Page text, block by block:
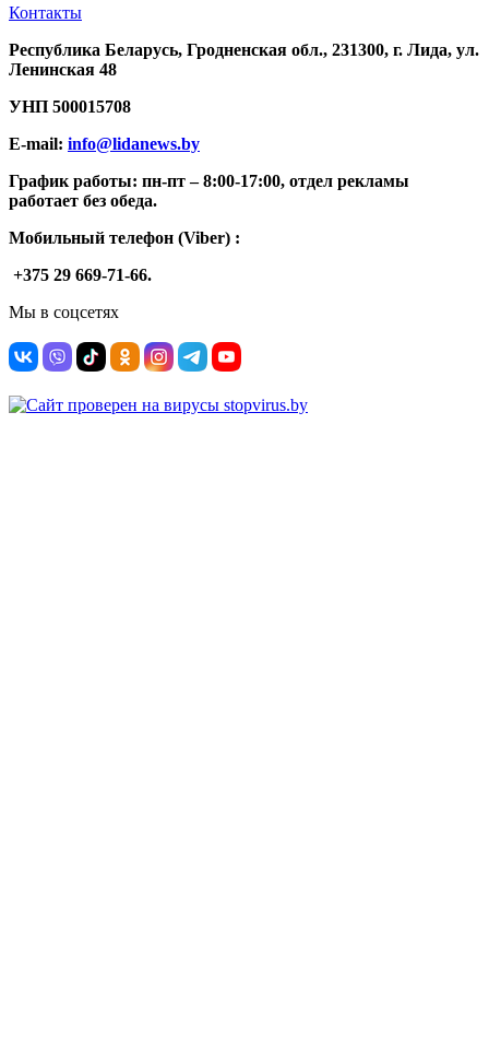
Контакты
Республика Беларусь, Гродненская обл., 231300, г. Лида, ул.
Ленинская 48
УНП 500015708
E-mail: info@lidanews.by
График работы: пн-пт –8:00-17:00, отдел рекламы
работает без обеда.
Мобильный телефон (Viber) :
+375 29 669-71-66.
Мы в соцсетях